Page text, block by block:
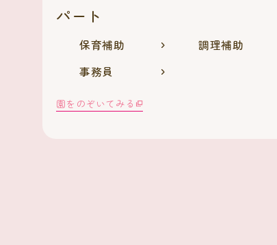
パート
保育補助
調理補助
事務員
園をのぞいてみる